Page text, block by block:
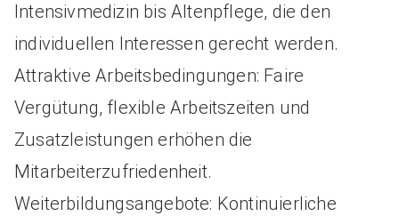
Intensivmedizin bis Altenpflege, die den
individuellen Interessen gerecht werden.
Attraktive Arbeitsbedingungen: Faire
Vergütung, flexible Arbeitszeiten und
Zusatzleistungen erhöhen die
Mitarbeiterzufriedenheit.
Weiterbildungsangebote: Kontinuierliche